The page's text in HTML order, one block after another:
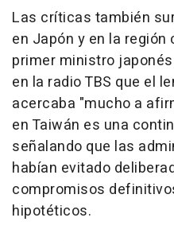
Las críticas también
en Japón y en la región
primer ministro japonés
en la radio TBS que el
acercaba "mucho a
en Taiwán es una
señalando que las
habían evitado
compromisos
hipotéticos.